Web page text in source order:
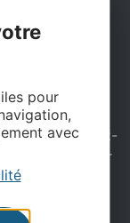
pour
avec
et laissez-
de votre séjour